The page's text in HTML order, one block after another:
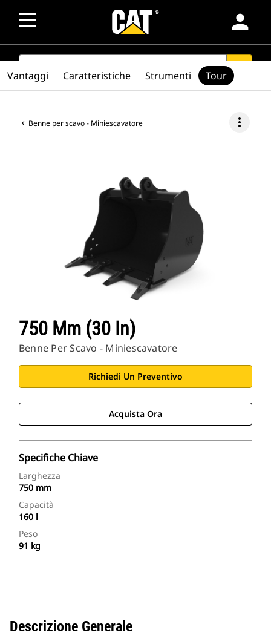
person
SEARCH search
Benne per scavo - Miniescavatore more_vert
750 Mm (30 In)
Benne Per Scavo - Miniescavatore
Richiedi Un Preventivo
Acquista Ora
Specifiche Chiave
Larghezza
750 mm
Capacità
160 l
Peso
91 kg
Vantaggi Caratteristiche Strumenti Tour
Descrizione Generale